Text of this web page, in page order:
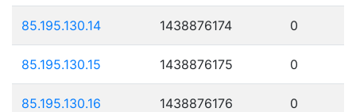
85.195.130.14 1438876174 0
85.195.130.15 1438876175 0
85.195.130.16 1438876176 0